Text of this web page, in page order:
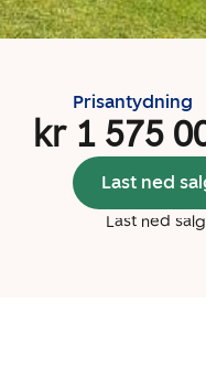
Prisantydning
kr 1 575
Last ned
Last ned